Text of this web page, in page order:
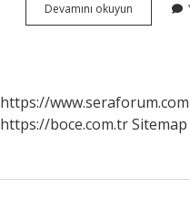
Devamını okuyun
Rusyada
https://www.seraforum.com
https://boce.com.trSitemap